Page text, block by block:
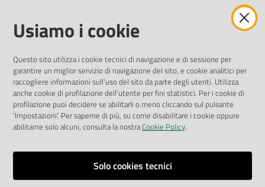
Amministrazione Trasparente
Pubblicità legale
Privacy Policy
Attuazione Misure PNRR
Liste di Attesa
ENTI, IMPRESE E PARTNER
Fatturazione Elettronica
Richiesta Patrocinio
Usiamo i cookie
Questo sito utilizza i cookie tecnici di navigazione e di sessione per
garantire un miglior servizio di navigazione del sito, e cookie analitici per
raccogliere informazioni sull'uso del sito da parte degli utenti. Utilizza
anche cookie di profilazione dell'utente per fini statistici. Per i cookie di
profilazione puoi decidere se abilitarli o meno cliccando sul pulsante
'Impostazioni'. Per saperne di più, su come disabilitare i cookie oppure
abilitarne solo alcuni, consulta la nostraCookie Policy.
Solo cookies tecnici